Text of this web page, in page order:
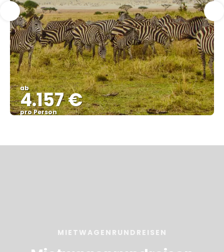
ab
4.157 €
pro Person
MIETWAGENRUNDREISEN